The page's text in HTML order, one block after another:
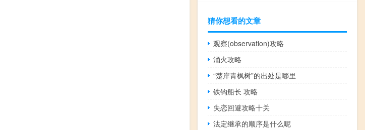
猜你想看的文章
观察(observation)攻略
涌火攻略
“楚岸青枫树”的出处是哪里
铁钩船长 攻略
失恋回避攻略十关
法定继承的顺序是什么呢